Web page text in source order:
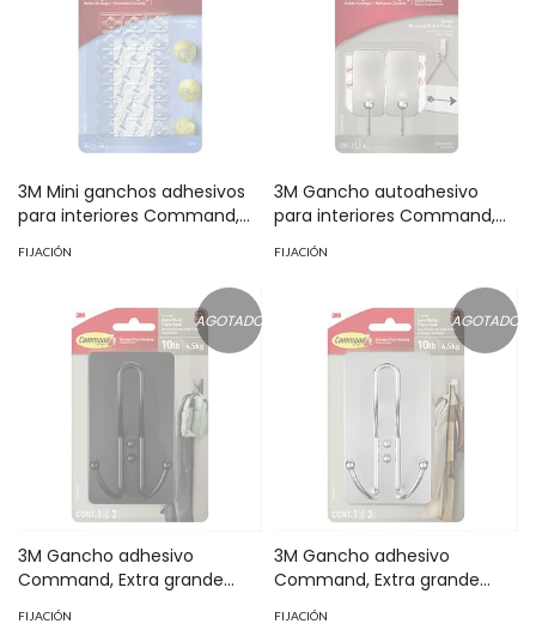
3M Mini ganchos adhesivos
para interiores Command,
Transparentes Pack 20
piezas MOD: 70009162580
FIJACIÓN
3M Gancho autoahesivo
para interiores Command,
Pequeño de Níquel, Pack 2
piezas MOD: 70009127237
FIJACIÓN
AGOTADO
3M Gancho adhesivo
Command, Extra grande
color negro mate, Pack 1
pieza MOD: 70009167084
FIJACIÓN
AGOTADO
3M Gancho adhesivo
Command, Extra grande
color niquel satinado, Pack 1
pieza MOD: 70009167076
FIJACIÓN